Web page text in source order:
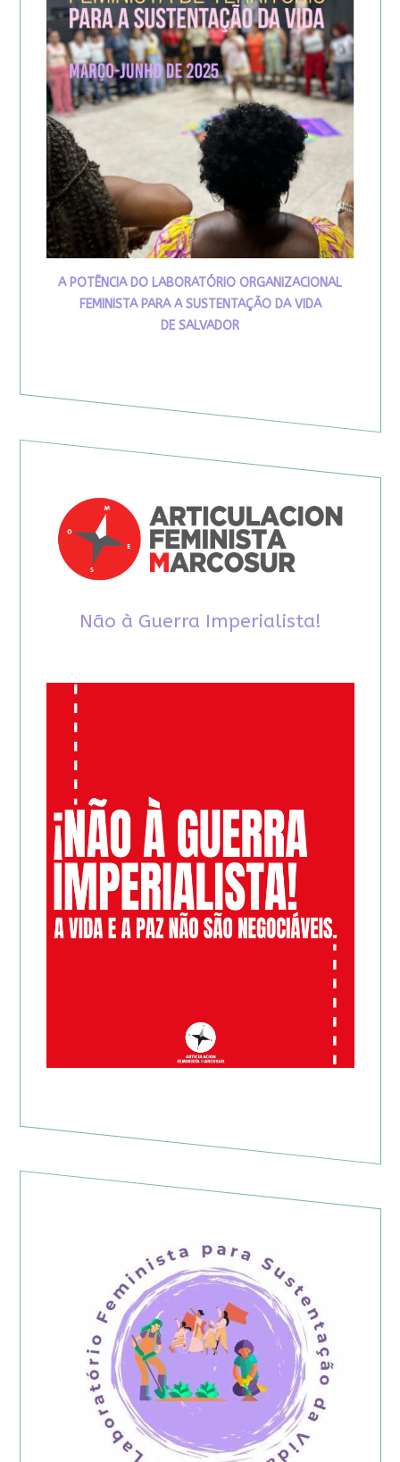
A POTÊNCIA DO LABORATÓRIO ORGANIZACIONAL
FEMINISTA PARA A SUSTENTAÇÃO DA VIDA
DE SALVADOR
Não à Guerra Imperialista!